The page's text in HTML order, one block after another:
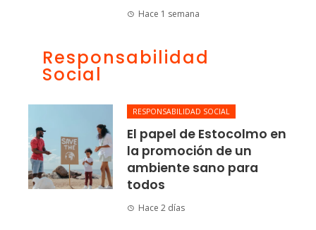
Hace 1 semana
Responsabilidad
Social
RESPONSABILIDAD SOCIAL
El papel de Estocolmo en
la promoción de un
ambiente sano para
todos
Hace 2 días